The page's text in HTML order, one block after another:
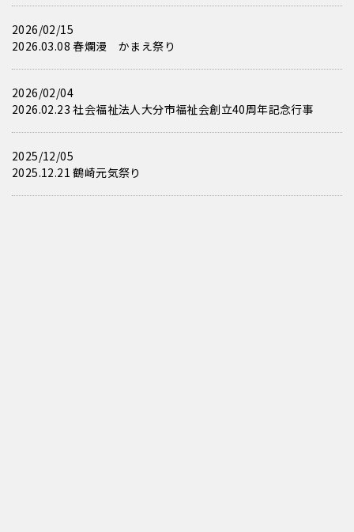
2026/02/15
2026.03.08 春爛漫 かまえ祭り
2026/02/04
2026.02.23 社会福祉法人大分市福祉会創立40周年記念行事
2025/12/05
2025.12.21 鶴崎元気祭り